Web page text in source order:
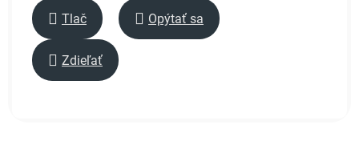
Tlač Opýtať sa
Zdieľať